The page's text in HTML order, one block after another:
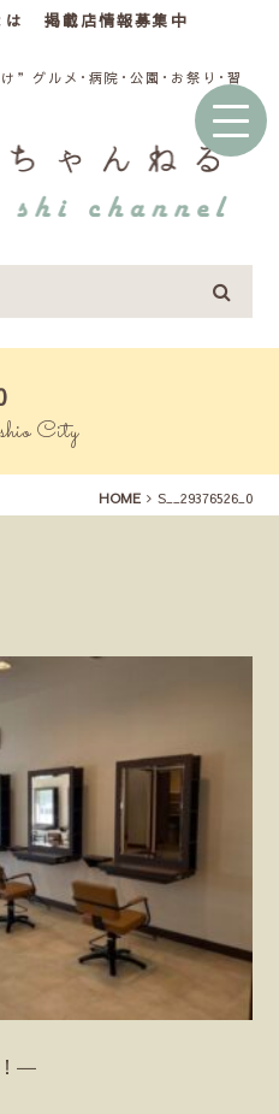
掲載店情報募集中
”グルメ･病院･公園･お祭り･習
City
HOME S__29376526_0
―